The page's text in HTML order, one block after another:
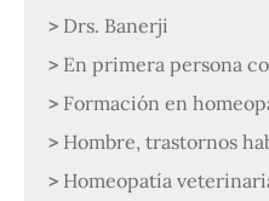
Drs. Banerji
En primera persona
Formación en
Hombre, trastornos
Homeopatía